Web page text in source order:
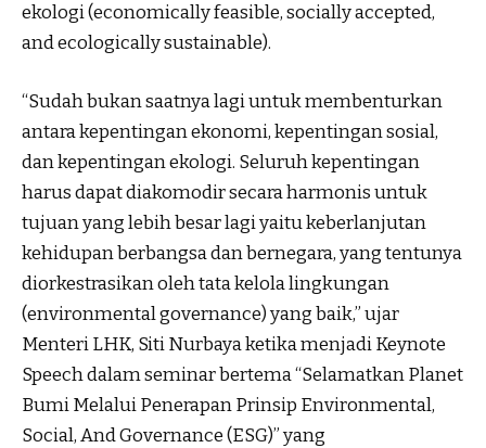
ekologi (economically feasible, socially accepted,
and ecologically sustainable).
“Sudah bukan saatnya lagi untuk membenturkan
antara kepentingan ekonomi, kepentingan sosial,
dan kepentingan ekologi. Seluruh kepentingan
harus dapat diakomodir secara harmonis untuk
tujuan yang lebih besar lagi yaitu keberlanjutan
kehidupan berbangsa dan bernegara, yang tentunya
diorkestrasikan oleh tata kelola lingkungan
(environmental governance) yang baik,” ujar
Menteri LHK, Siti Nurbaya ketika menjadi Keynote
Speech dalam seminar bertema “Selamatkan Planet
Bumi Melalui Penerapan Prinsip Environmental,
Social, And Governance (ESG)” yang